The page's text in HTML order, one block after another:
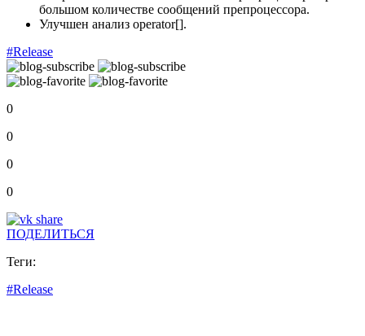
большом количестве сообщений препроцессора.
Улучшен анализ operator[].
#Release
0
0
0
0
ПОДЕЛИТЬСЯ
Теги:
#Release